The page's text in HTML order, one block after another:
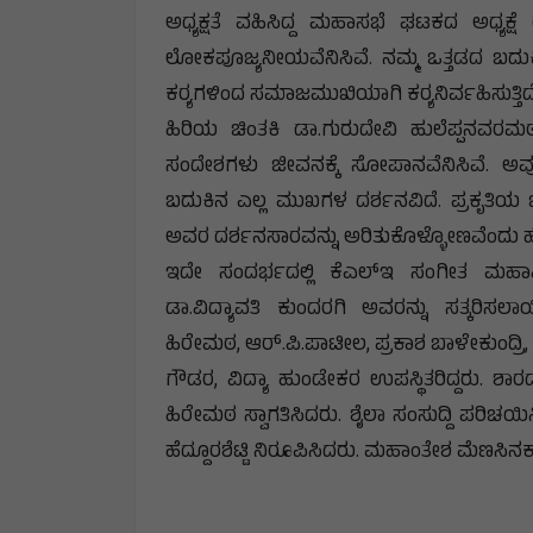
ಅಧ್ಯಕ್ಷತೆ ವಹಿಸಿದ್ದ ಮಹಾಸಭೆ ಘಟಕದ ಅಧ್ಯಕ್ಷೆ
ಲೋಕಪೂಜ್ಯನೀಯವೆನಿಸಿವೆ. ನಮ್ಮ ಒತ್ತಡದ
ಕರ‍್ಯಗಳಿಂದ ಸಮಾಜಮುಖಿಯಾಗಿ
ಹಿರಿಯ ಚಿಂತಕಿ ಡಾ.ಗುರುದೇವಿ
ಸಂದೇಶಗಳು ಜೀವನಕ್ಕೆ ಸೋಪಾನವೆನಿಸಿವೆ.
ಬದುಕಿನ ಎಲ್ಲ ಮುಖಗಳ ದರ್ಶನವಿದೆ. ಪ್ರಕೃತಿಯ
ಅವರ ದರ್ಶನಸಾರವನ್ನು ಅರಿತುಕೊಳ್ಳೋಣವೆಂದು
ಇದೇ ಸಂದರ್ಭದಲ್ಲಿ ಕೆಎಲ್‌ಇ ಸಂಗೀತ
ಡಾ.ವಿದ್ಯಾವತಿ ಕುಂದರಗಿ ಅವರನ್ನು
ಹಿರೇಮಠ, ಆರ್.ಪಿ.ಪಾಟೀಲ, ಪ್ರಕಾಶ
ಗೌಡರ, ವಿದ್ಯಾ ಹುಂಡೇಕರ ಉಪಸ್ಥಿತರಿದ್ದರು.
ಹಿರೇಮಠ ಸ್ವಾಗತಿಸಿದರು. ಶೈಲಾ ಸಂಸುದ್ದಿ
ಹೆದ್ದೂರಶೆಟ್ಟಿ ನಿರೂಪಿಸಿದರು. ಮಹಾಂತೇಶ